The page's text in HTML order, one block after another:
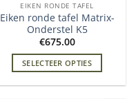
EIKEN RONDE TAFEL
Eiken ronde tafel Matrix-
Onderstel K5
€675.00
SELECTEER OPTIES